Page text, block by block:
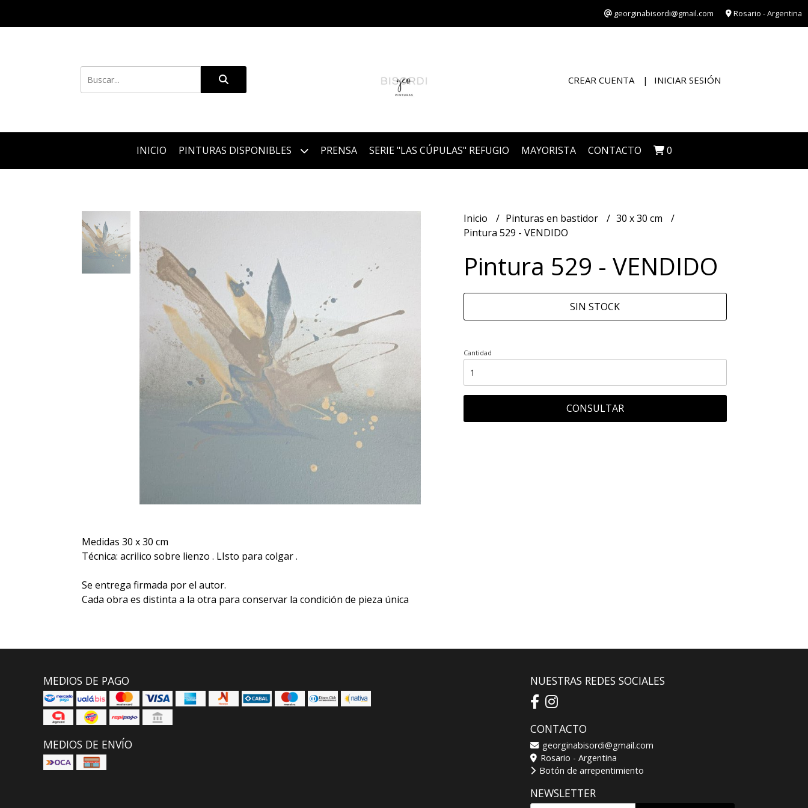
georginabisordi@gmail.com Rosario - Argentina
CREAR CUENTA INICIAR SESIÓN
INICIO PINTURAS DISPONIBLES PRENSA SERIE "LAS CÚPULAS" REFUGIO MAYORISTA CONTACTO 0
Medidas 30 x 30 cm
Técnica: acrilico sobre lienzo . LIsto para colgar .
Se entrega firmada por el autor.
Cada obra es distinta a la otra para conservar la condición de pieza única
Inicio Pinturas en bastidor
30 x 30 cm
Pintura 529 - VENDIDO
Pintura 529 - VENDIDO
SIN STOCK
Cantidad
CONSULTAR
MEDIOS DE PAGO
MEDIOS DE ENVÍO
NUESTRAS REDES SOCIALES
CONTACTO
georginabisordi@gmail.com
Rosario - Argentina
Botón de arrepentimiento
NEWSLETTER